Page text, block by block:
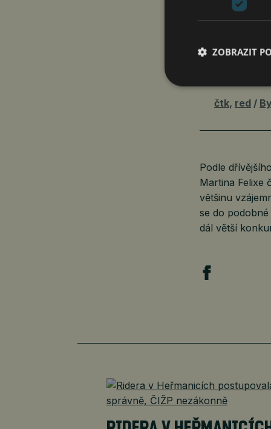
ČESKÉ
čtk, red
Podle
Martina Felixe
většinu
se do
dál větší
ZOBRAZIT